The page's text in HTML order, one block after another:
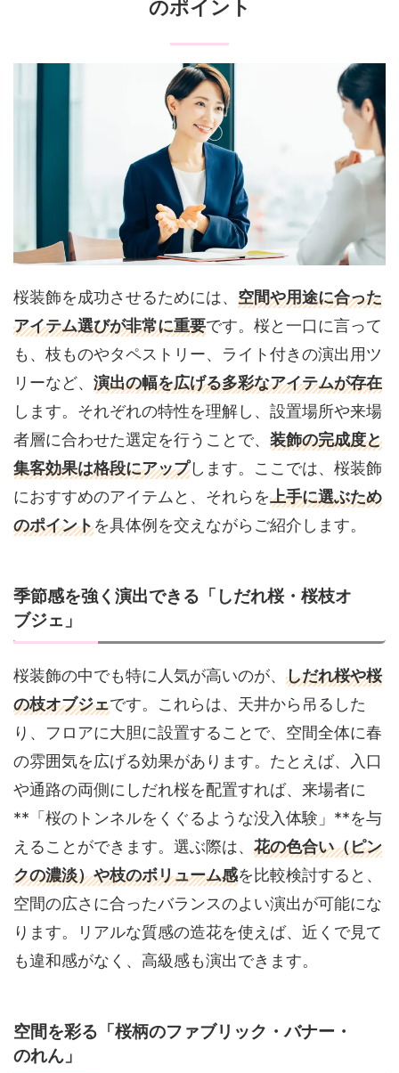
のポイント
桜装飾を成功させるためには、 空間や用途に合った
アイテム選びが非常に重要です。桜と一口に言って
も、枝ものやタペストリー、ライト付きの演出用ツ
リーなど、 演出の幅を広げる多彩なアイテムが存在
します。それぞれの特性を理解し、設置場所や来場
者層に合わせた選定を行うことで、 装飾の完成度と
集客効果は格段にアップします。ここでは、桜装飾
におすすめのアイテムと、それらを上手に選ぶため
のポイントを具体例を交えながらご紹介します。
季節感を強く演出できる「しだれ桜・桜枝オ
ブジェ」
桜装飾の中でも特に人気が高いのが、 しだれ桜や桜
の枝オブジェです。これらは、天井から吊るした
り、フロアに大胆に設置することで、空間全体に春
の雰囲気を広げる効果があります。たとえば、入口
や通路の両側にしだれ桜を配置すれば、来場者に
**「桜のトンネルをくぐるような没入体験」**を与
えることができます。選ぶ際は、 花の色合い（ピン
クの濃淡）や枝のボリューム感を比較検討すると、
空間の広さに合ったバランスのよい演出が可能にな
ります。リアルな質感の造花を使えば、近くで見て
も違和感がなく、高級感も演出できます。
空間を彩る「桜柄のファブリック・バナー・
のれん」